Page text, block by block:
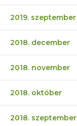
2019. szeptember
2018. december
2018. november
2018. október
2018. szeptember